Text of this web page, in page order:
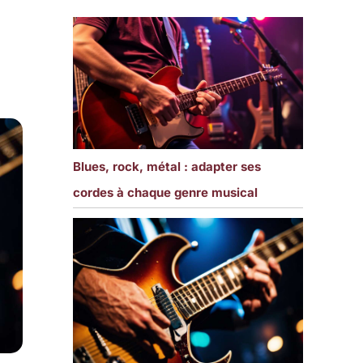
Blues, rock, métal : adapter ses
cordes à chaque genre musical